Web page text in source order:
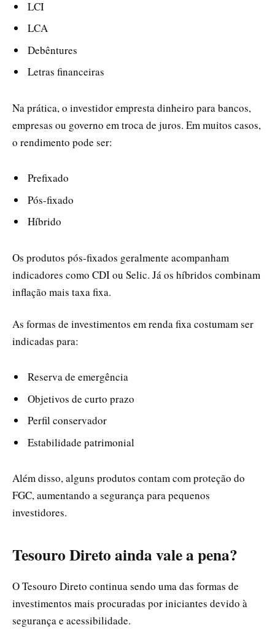
LCI
LCA
Debêntures
Letras financeiras
Na prática, o investidor empresta dinheiro para bancos,
empresas ou governo em troca de juros. Em muitos casos,
o rendimento pode ser:
Prefixado
Pós-fixado
Híbrido
Os produtos pós-fixados geralmente acompanham
indicadores como CDI ou Selic. Já os híbridos combinam
inflação mais taxa fixa.
As formas de investimentos em renda fixa costumam ser
indicadas para:
Reserva de emergência
Objetivos de curto prazo
Perfil conservador
Estabilidade patrimonial
Além disso, alguns produtos contam com proteção do
FGC, aumentando a segurança para pequenos
investidores.
Tesouro Direto ainda vale a pena?
O Tesouro Direto continua sendo uma das formas de
investimentos mais procuradas por iniciantes devido à
segurança e acessibilidade.